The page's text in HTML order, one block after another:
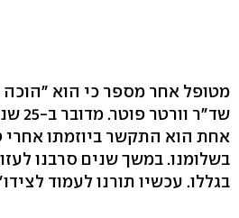
מטופל אחר מספר כי הוא
שד"ר
אחת הוא התקשר ביוזמתו אחרי
בשלומנו. במשך שנים סרבנו
בגללו. עכשיו תורנו לעמוד